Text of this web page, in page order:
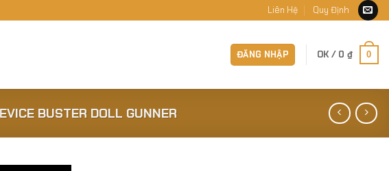
Liên Hệ Quy Định
ĐĂNG NHẬP OK / 0 ₫ 0
BUSTER DOLL GUNNER